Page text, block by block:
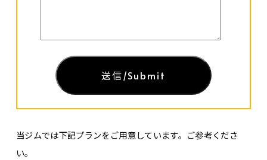
当ジムでは下記プランをご用意しています。ご参考くださ
い。